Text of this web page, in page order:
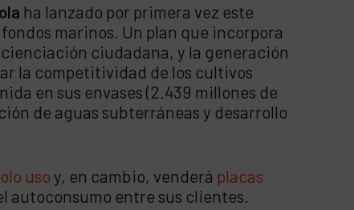
ha lanzado por primera vez este
marinos. Un plan que incorpora
ciudadana, y la generación
la competitividad de los cultivos
en sus envases (2.439 millones de
de aguas subterráneas y desarrollo
usoy, en cambio, venderá placas
autoconsumo entre sus clientes.